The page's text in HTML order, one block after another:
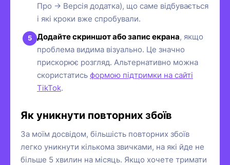
Про → Версія додатка), що саме відбувається
і які кроки вже спробували.
Додайте скриншот або запис екрана, якщо
проблема видима візуально. Це значно
прискорює розгляд. Альтернативно можна
скористатись формою підтримки на сайті
TikTok.
Як уникнути повторних збоїв
За моїм досвідом, більшість повторних збоїв
легко уникнути кількома звичками, на які йде не
більше 5 хвилин на місяць. Якщо хочете тримати